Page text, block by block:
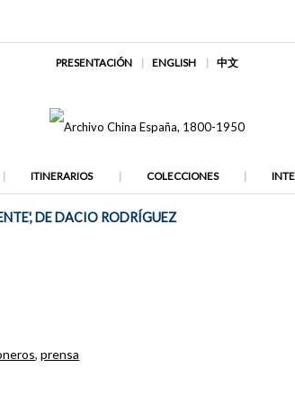
PRESENTACIÓN ENGLISH 中文
ITINERARIOS COLECCIONES
DE DACIO RODRÍGUEZ
,prensa